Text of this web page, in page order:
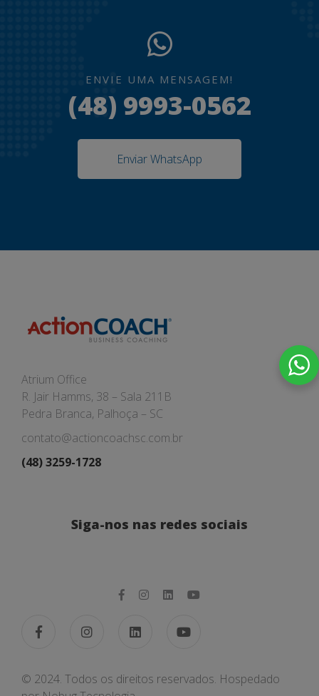
ENVIE UMA MENSAGEM!
(48) 9993-0562
Enviar WhatsApp
Atrium Office
R. Jair Hamms, 38 – Sala 211B
Pedra Branca, Palhoça – SC
contato@actioncoachsc.com.br
(48) 3259-1728
Siga-nos nas redes sociais
© 2024. Todos os direitos reservados. Hospedado